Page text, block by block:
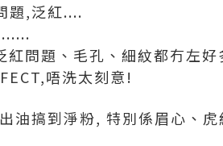
題,泛紅....
問題、毛孔、細紋都冇左
唔洗太刻意!
油搞到淨粉, 特別係眉心、